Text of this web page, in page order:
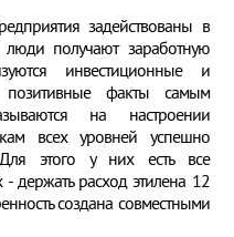
задействованы в
люди получают заработную
инвестиционные и
факты самым
на настроении
всех уровней успешно
этого у них есть все
держать расход этилена 12
создана совместными